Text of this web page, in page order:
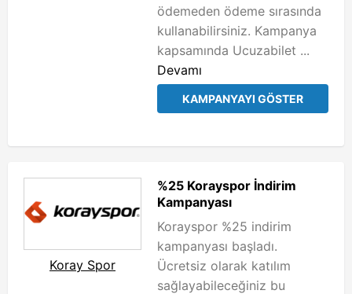
ödemeden ödeme sırasında
kullanabilirsiniz. Kampanya
kapsamında Ucuzabilet ...
Devamı
KAMPANYAYI GÖSTER
Koray Spor
%25 Korayspor İndirim
Kampanyası
Korayspor %25 indirim
kampanyası başladı.
Ücretsiz olarak katılım
sağlayabileceğiniz bu